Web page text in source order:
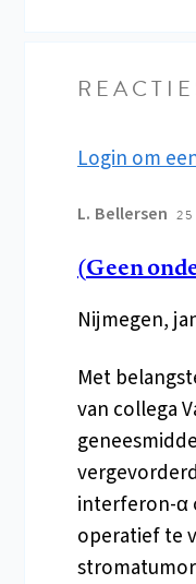
Login om
L. Bellersen
(Geen
Nijmegen,
Met
van collega
interferon-α
operatief te